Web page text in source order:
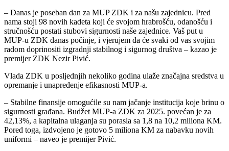
– Danas je poseban dan za MUP ZDK i za našu zajednicu. Pred
nama stoji 98 novih kadeta koji će svojom hrabrošću, odanošću i
stručnošću postati stubovi sigurnosti naše zajednice. Vaš put u
MUP-u ZDK danas počinje, i vjerujem da će svaki od vas svojim
radom doprinositi izgradnji stabilnog i sigurnog društva – kazao je
premijer ZDK Nezir Pivić.
Vlada ZDK u posljednjih nekoliko godina ulaže značajna sredstva u
opremanje i unapređenje efikasnosti MUP-a.
– Stabilne finansije omogućile su nam jačanje institucija koje brinu o
sigurnosti građana. Budžet MUP-a ZDK za 2025. povećan je za
42,13%, a kapitalna ulaganja su porasla sa 1,8 na 10,2 miliona KM.
Pored toga, izdvojeno je gotovo 5 miliona KM za nabavku novih
uniformi – naveo je premijer Pivić.